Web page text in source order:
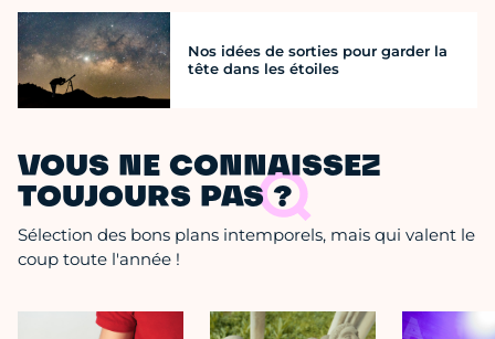
Nos idées de sorties pour garder la
tête dans les étoiles
VOUS NE CONNAISSEZ
TOUJOURS PAS ?
Sélection des bons plans intemporels, mais qui valent le
coup toute l'année !